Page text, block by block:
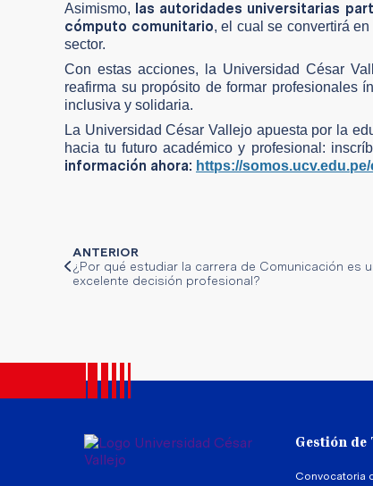
Asimismo, las autoridades universitarias
cómputo comunitario, el cual se convertirá
sector.
Con estas acciones, la Universidad César
reafirma su propósito de formar profesionales
inclusiva y solidaria.
La Universidad César Vallejo apuesta por la
hacia tu futuro académico y profesional:
información ahora: https://
ANTERIOR
¿Por qué estudiar la carrera de Comunicación es
excelente decisión profesional?
Gestión de
Convocatoria